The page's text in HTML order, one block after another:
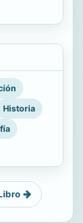
Historia